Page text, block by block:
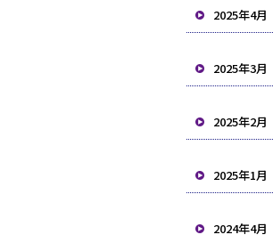
2025年4月
2025年3月
2025年2月
2025年1月
2024年4月